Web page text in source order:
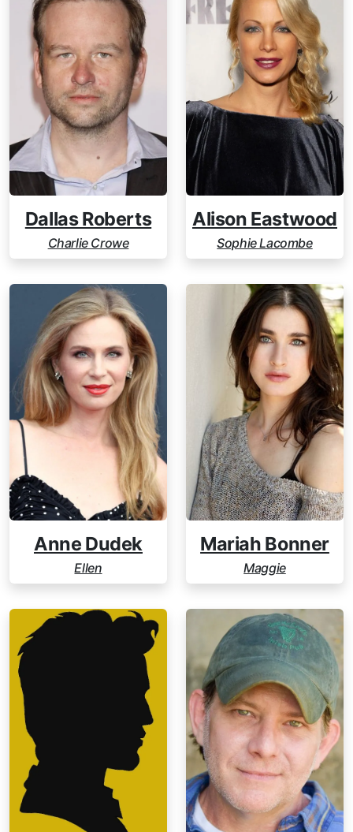
Dallas Roberts
Charlie Crowe
Alison Eastwood
Sophie Lacombe
Anne Dudek
Ellen
Mariah Bonner
Maggie